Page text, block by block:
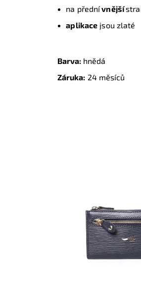
na přednívnější
aplikace jsou zlaté
Barva: hnědá
Záruka: 24 měsíců